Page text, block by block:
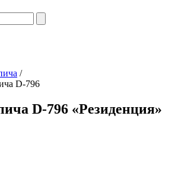
/
D-796
D-796 «Резиденция»